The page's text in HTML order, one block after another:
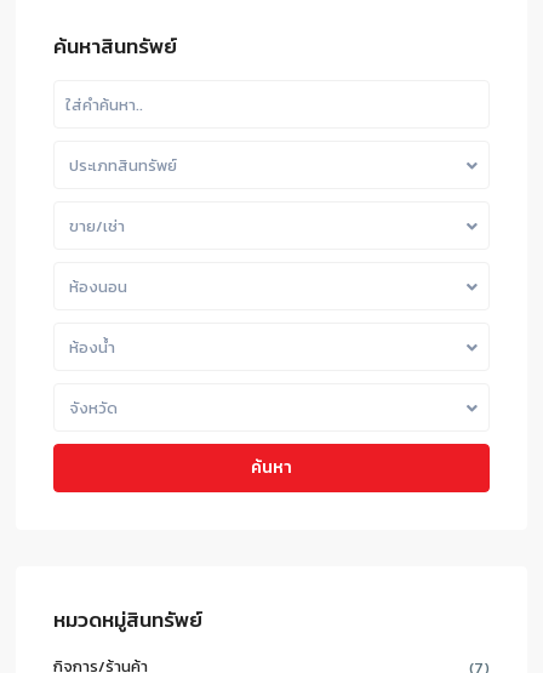
ค้นหาสินทรัพย์
ประเภทสินทรัพย์
ขาย/เช่า
ห้องนอน
ห้องน้ำ
จังหวัด
ค้นหา
หมวดหมู่สินทรัพย์
กิจการ/ร้านค้า (7)